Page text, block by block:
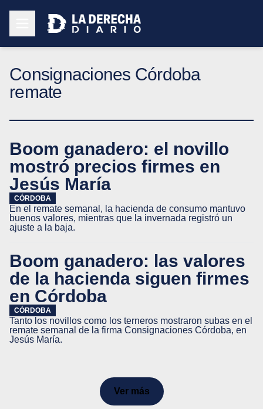
Consignaciones Córdoba
remate
Boom ganadero: el novillo
mostró precios firmes en
Jesús María
CÓRDOBA
En el remate semanal, la hacienda de consumo mantuvo
buenos valores, mientras que la invernada registró un
ajuste a la baja.
Boom ganadero: las valores
de la hacienda siguen firmes
en Córdoba
CÓRDOBA
Tanto los novillos como los terneros mostraron subas en el
remate semanal de la firma Consignaciones Córdoba, en
Jesús María.
Ver más